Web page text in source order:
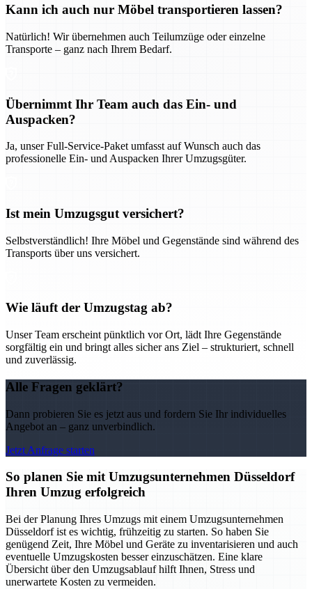
Kann ich auch nur Möbel transportieren lassen?
Natürlich! Wir übernehmen auch Teilumzüge oder einzelne
Transporte – ganz nach Ihrem Bedarf.
Übernimmt Ihr Team auch das Ein- und
Auspacken?
Ja, unser Full-Service-Paket umfasst auf Wunsch auch das
professionelle Ein- und Auspacken Ihrer Umzugsgüter.
Ist mein Umzugsgut versichert?
Selbstverständlich! Ihre Möbel und Gegenstände sind während des
Transports über uns versichert.
Wie läuft der Umzugstag ab?
Unser Team erscheint pünktlich vor Ort, lädt Ihre Gegenstände
sorgfältig ein und bringt alles sicher ans Ziel – strukturiert, schnell
und zuverlässig.
Alle Fragen geklärt?
Dann probieren Sie es jetzt aus und fordern Sie Ihr individuelles
Angebot an – ganz unverbindlich.
Jetzt Anfrage starten
So planen Sie mit Umzugsunternehmen Düsseldorf
Ihren Umzug erfolgreich
Bei der Planung Ihres Umzugs mit einem Umzugsunternehmen
Düsseldorf ist es wichtig, frühzeitig zu starten. So haben Sie
genügend Zeit, Ihre Möbel und Geräte zu inventarisieren und auch
eventuelle Umzugskosten besser einzuschätzen. Eine klare
Übersicht über den Umzugsablauf hilft Ihnen, Stress und
unerwartete Kosten zu vermeiden.